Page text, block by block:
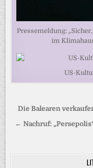
Pressemeldung:
im
US-
Die Balearen
← Nachruf: